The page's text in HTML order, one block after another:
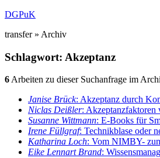
DGPuK
transfer » Archiv
Schlagwort: Akzeptanz
6Arbeiten zu dieser Suchanfrage im
Janise Brück: Akzeptanz durch
Niclas Deißler: Akzeptanzfaktoren
Susanne Wittmann: E-Books für
Irene Füllgraf: Technikblase oder
Katharina Loch: Vom NIMBY-
Eike Lennart Brand: